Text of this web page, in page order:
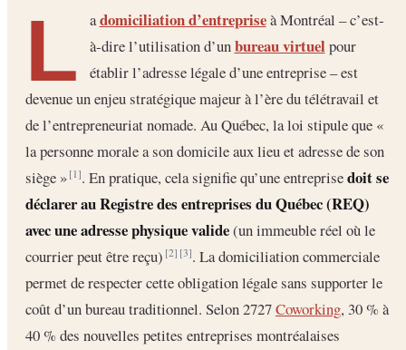
L adomiciliation d’entrepriseà Montréal – c’est‐
à‐dire l’utilisation d’unbureau virtuel pour
établir l’adresse légale d’une entreprise – est
devenue un enjeu stratégique majeur à l’ère du télétravail et
de l’entrepreneuriat nomade. Au Québec, la loi stipule que «
la personne morale a son domicile aux lieu et adresse de son
siège »[1]. En pratique, cela signifie qu’une entreprisedoit se
déclarer au Registre des entreprises du Québec (REQ)
avec une adresse physique valide(un immeuble réel où le
courrier peut être reçu)[2] [3]. La domiciliation commerciale
permet de respecter cette obligation légale sans supporter le
coût d’un bureau traditionnel. Selon 2727Coworking, 30 % à
40 % des nouvelles petites entreprises montréalaises